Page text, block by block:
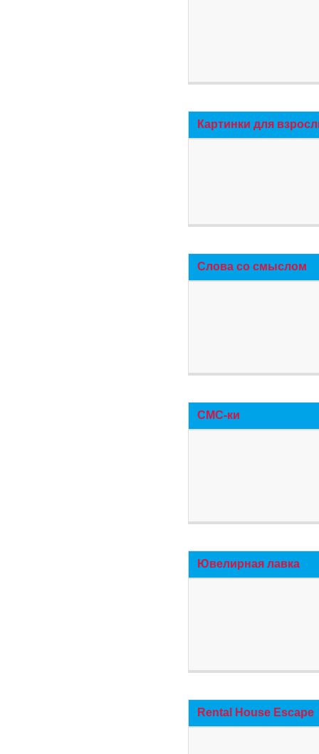
Картинки для
Слова со смыслом
СМС-ки
Ювелирная лавка
Rental House Escape